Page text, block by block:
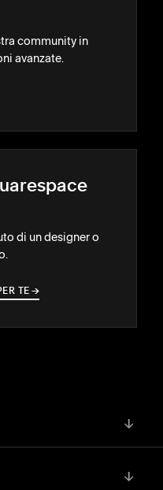
community in
avanzate.
di un designer o
TE →
→
↓
↓